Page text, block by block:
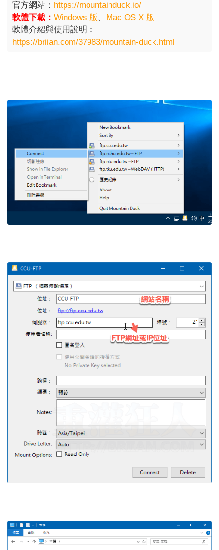
官方網站： https://mountainduck.io/
軟體下載： Windows 版 、 Mac OS X 版
軟體介紹與使用說明：
https://briian.com/37983/mountain-duck.html